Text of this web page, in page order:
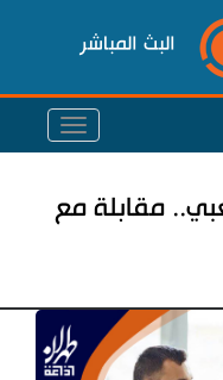
البث المباشر
مقابلة مع